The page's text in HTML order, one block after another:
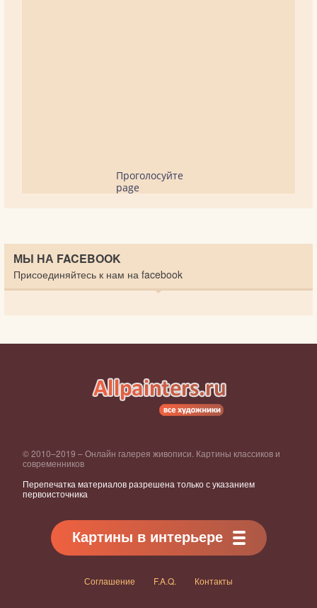
Проголосуйте
page
МЫ НА FACEBOOK
Присоединяйтесь к нам на facebook
© 2010–2019 – Онлайн галерея живописи. Картины классиков и
современников
Перепечатка материалов разрешена только с указанием
первоисточника
Картины в интерьере
Соглашение F.A.Q. Контакты